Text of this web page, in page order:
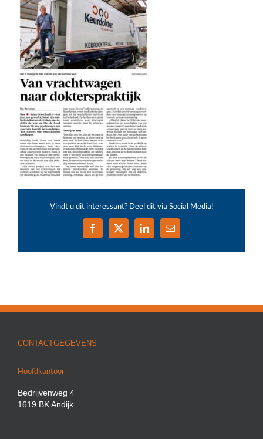
Vindt u dit interessant? Deel dit via Social Media!
Facebook
X LinkedIn
E-
CONTACTGEGEVENS
Hoofdkantoor
Bedrijvenweg 4
1619 BK Andijk